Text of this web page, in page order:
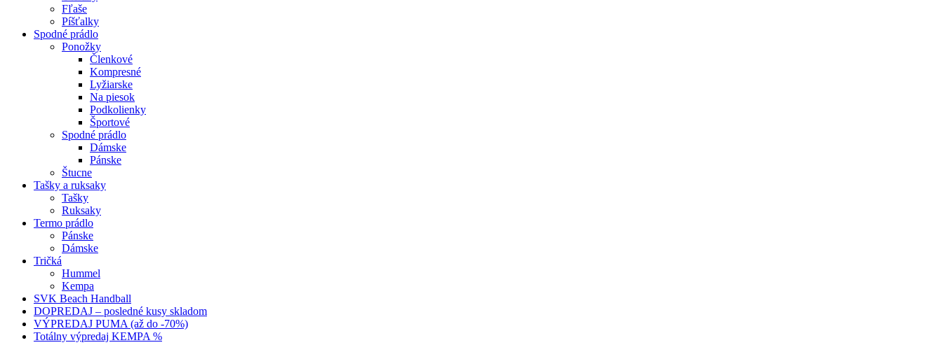
Fľaše
Píšťalky
Spodné prádlo
Ponožky
Členkové
Kompresné
Lyžiarske
Na piesok
Podkolienky
Športové
Spodné prádlo
Dámske
Pánske
Štucne
Tašky a ruksaky
Tašky
Ruksaky
Termo prádlo
Pánske
Dámske
Tričká
Hummel
Kempa
SVK Beach Handball
DOPREDAJ – posledné kusy skladom
VÝPREDAJ PUMA (až do -70%)
Totálny výpredaj KEMPA %